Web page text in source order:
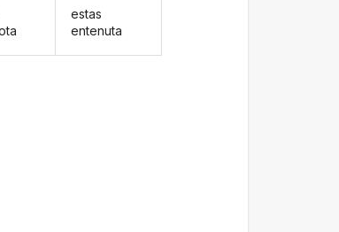
estas
entenuta